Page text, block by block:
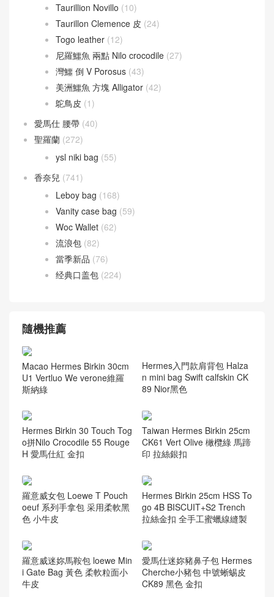
Taurillion Novillo (10)
Taurillon Clemence 皮 (24)
Togo leather (12)
尼羅鱷魚 兩點 Nilo crocodile (27)
灣鱷 倒 V Porosus (43)
美洲鱷魚 方塊 Alligator (42)
鴕鳥皮 (1)
愛馬仕 腰帶 (40)
聖羅蘭 (272)
ysl niki bag (55)
香奈兒 (741)
Leboy bag (168)
Vanity case bag (59)
Woc Wallet (62)
流浪包 (82)
當季新品 (76)
经典口盖包 (224)
隨機推薦
Macao Hermes Birkin 30cm
U1 Vertluo We verone維羅
斯納綠
n mini bag Swift calfskin CK
89 Nior黑色
o拼Nilo Crocodile 55 Rouge
H 愛馬仕紅 金扣
CK61 Vert Olive 橄欖綠 馬蹄
印 拉絲銀扣